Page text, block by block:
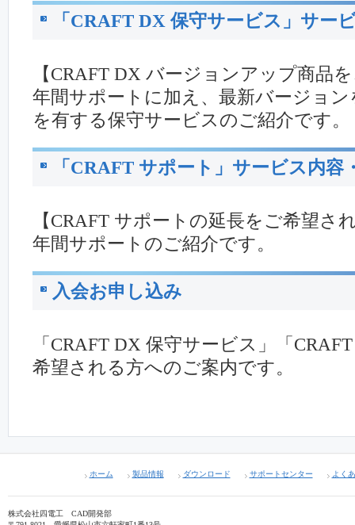
「CRAFT DX 保守サービス」サー
【CRAFT DX バージョンアップ商品
年間サポートに加え、最新バージョ
を有する保守サービスのご紹介です。
「CRAFT サポート」サービス内容
【CRAFT サポートの延長をご希望さ
年間サポートのご紹介です。
入会お申し込み
「CRAFT DX 保守サービス」「
希望される方へのご案内です。
ホーム 製品情報 ダウンロード サポートセンター よく
株式会社四電工 CAD開発部